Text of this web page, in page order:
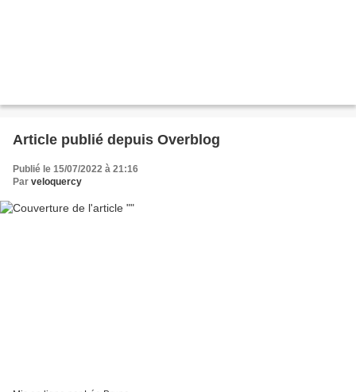
Article publié depuis Overblog
Publié le 15/07/2022 à 21:16
Par veloquercy